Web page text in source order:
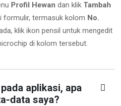
Profil Hewan dan klik Tambah
formulir, termasuk kolom No.
klik ikon pensil untuk mengedit
di kolom tersebut.
aplikasi, apa
data saya?